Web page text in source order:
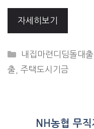
자세히보기
CATEGORIES
내집마련디딤돌대출
출
주택도시기금
NH농협 무